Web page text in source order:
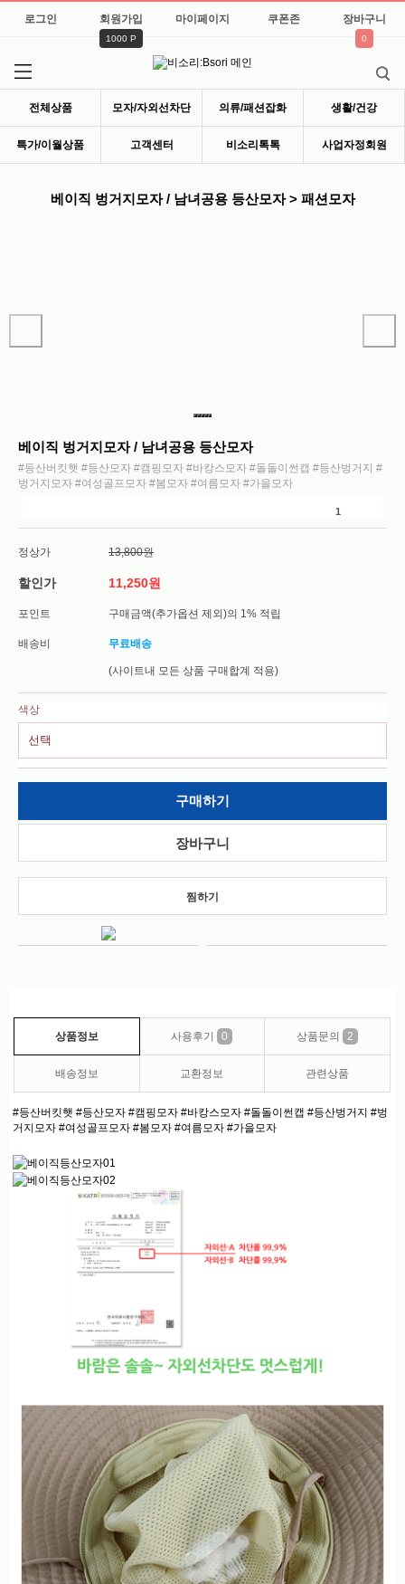
로그인 회원가입
1000 P
마이페이지 쿠폰존 장바구니
0
전체상품 모자/자외선차단 의류/패션잡화 생활/건강
특가/이월상품 고객센터 비소리톡톡 사업자정회원
베이직 벙거지모자 / 남녀공용 등산모자 > 패션모자
베이직 벙거지모자 / 남녀공용 등산모자
#등산버킷햇 #등산모자 #캠핑모자 #바캉스모자 #돌돌이썬캡 #등산벙거지 #
벙거지모자 #여성골프모자 #봄모자 #여름모자 #가을모자
1
정상가 13,800원
할인가 11,250원
포인트 구매금액(추가옵션 제외)의 1% 적립
배송비 무료배송
(사이트내 모든 상품 구매합계 적용)
색상
찜하기
상품정보 사용후기 0 상품문의 2
배송정보 교환정보 관련상품
#등산버킷햇 #등산모자 #캠핑모자 #바캉스모자 #돌돌이썬캡 #등산벙거지 #벙
거지모자 #여성골프모자 #봄모자 #여름모자 #가을모자